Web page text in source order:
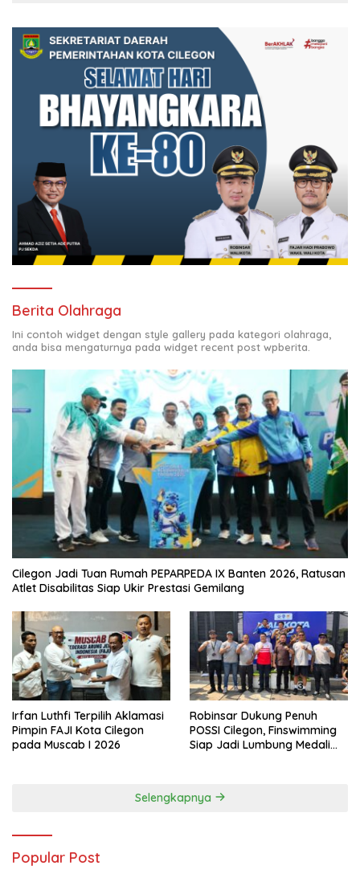
Berita Olahraga
Ini contoh widget dengan style gallery pada kategori olahraga,
anda bisa mengaturnya pada widget recent post wpberita.
Cilegon Jadi Tuan Rumah PEPARPEDA IX Banten 2026, Ratusan
Atlet Disabilitas Siap Ukir Prestasi Gemilang
Irfan Luthfi Terpilih Aklamasi
Pimpin FAJI Kota Cilegon
pada Muscab I 2026
Robinsar Dukung Penuh
POSSI Cilegon, Finswimming
Siap Jadi Lumbung Medali
Selengkapnya
Popular Post